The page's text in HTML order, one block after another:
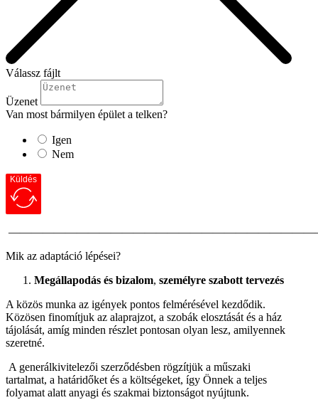
Válassz fájlt
Üzenet
Van most bármilyen épület a telken?
Igen
Nem
Küldés
Mik az adaptáció lépései?
Megállapodás és bizalom, személyre szabott tervezés
A közös munka az igények pontos felmérésével kezdődik.
Közösen finomítjuk az alaprajzot, a szobák elosztását és a ház
tájolását, amíg minden részlet pontosan olyan lesz, amilyennek
szeretné.
A generálkivitelezői szerződésben rögzítjük a műszaki
tartalmat, a határidőket és a költségeket, így Önnek a teljes
folyamat alatt anyagi és szakmai biztonságot nyújtunk.